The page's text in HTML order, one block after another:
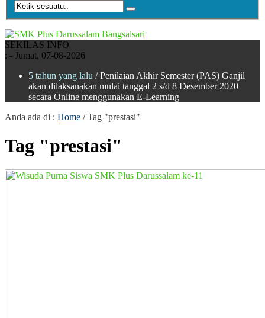
SEKILAS INFO
: - Jumat, 07-08-2026
5 tahun yang lalu / Penilaian Akhir Semester (PAS) Ganjil
akan dilaksanakan mulai tanggal 2 s/d 8 Desember 2020
secara Online menggunakan E-Learning
Anda ada di : Home /Tag "prestasi"
Tag "prestasi"